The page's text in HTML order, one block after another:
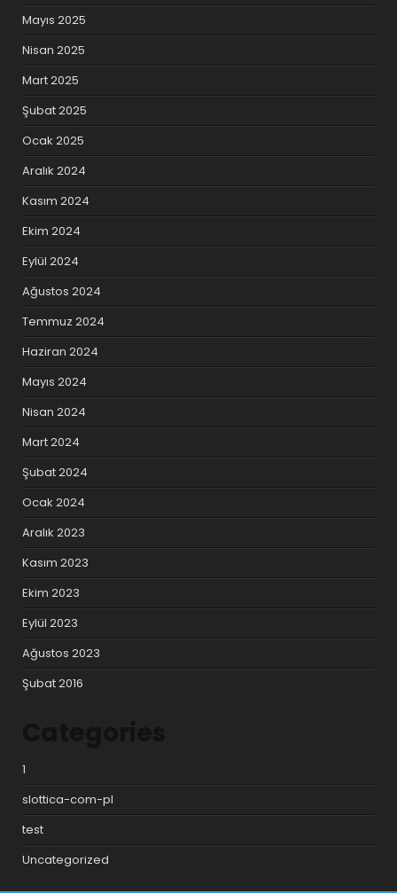
Mayıs 2025
Nisan 2025
Mart 2025
Şubat 2025
Ocak 2025
Aralık 2024
Kasım 2024
Ekim 2024
Eylül 2024
Ağustos 2024
Temmuz 2024
Haziran 2024
Mayıs 2024
Nisan 2024
Mart 2024
Şubat 2024
Ocak 2024
Aralık 2023
Kasım 2023
Ekim 2023
Eylül 2023
Ağustos 2023
Şubat 2016
1
slottica-com-pl
test
Uncategorized